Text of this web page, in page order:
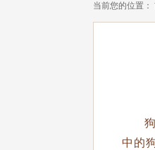
当前您的位置：
狗的
中的